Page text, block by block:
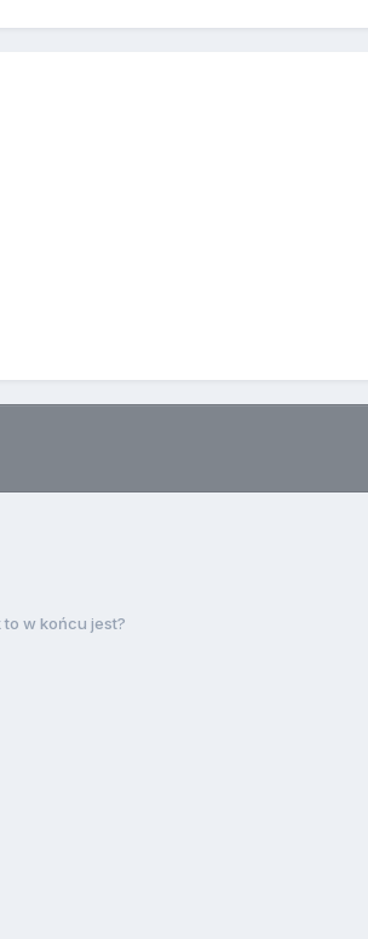
to w końcu jest?